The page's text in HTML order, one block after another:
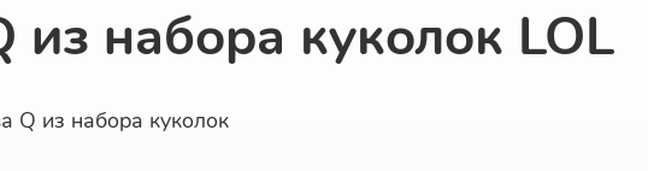
из набора куколок LOL